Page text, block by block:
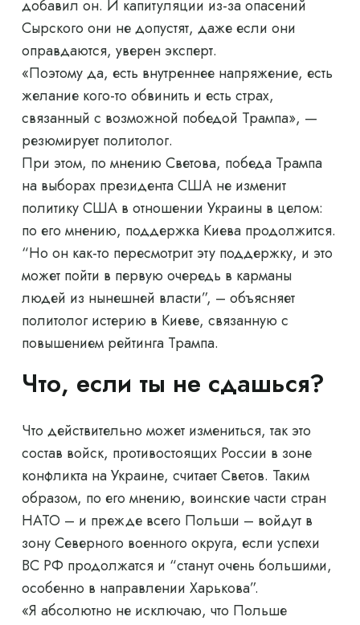
добавил он. И капитуляции из-за опасений
Сырского они не допустят, даже если они
оправдаются, уверен эксперт.
«Поэтому да, есть внутреннее напряжение, есть
желание кого-то обвинить и есть страх,
связанный с возможной победой Трампа», —
резюмирует политолог.
При этом, по мнению Светова, победа Трампа
на выборах президента США не изменит
политику США в отношении Украины в целом:
по его мнению, поддержка Киева продолжится.
“Но он как-то пересмотрит эту поддержку, и это
может пойти в первую очередь в карманы
людей из нынешней власти”, – объясняет
политолог истерию в Киеве, связанную с
повышением рейтинга Трампа.
Что, если ты не сдашься?
Что действительно может измениться, так это
состав войск, противостоящих России в зоне
конфликта на Украине, считает Светов. Таким
образом, по его мнению, воинские части стран
НАТО – и прежде всего Польши – войдут в
зону Северного военного округа, если успехи
ВС РФ продолжатся и “станут очень большими,
особенно в направлении Харькова”.
«Я абсолютно не исключаю, что Польше